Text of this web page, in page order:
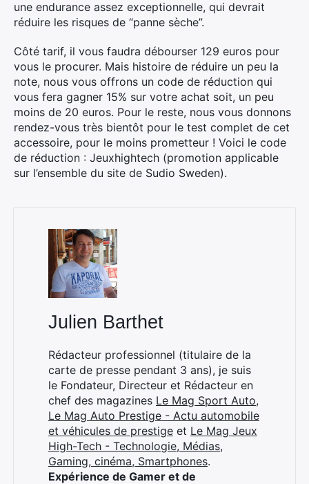
une endurance assez exceptionnelle, qui devrait
réduire les risques de “panne sèche”.
Côté tarif, il vous faudra débourser 129 euros pour
vous le procurer. Mais histoire de réduire un peu la
note, nous vous offrons un code de réduction qui
vous fera gagner 15% sur votre achat soit, un peu
moins de 20 euros. Pour le reste, nous vous donnons
rendez-vous très bientôt pour le test complet de cet
accessoire, pour le moins prometteur ! Voici le code
de réduction : Jeuxhightech (promotion applicable
sur l’ensemble du site de Sudio Sweden).
Julien Barthet
Rédacteur professionnel (titulaire de la
carte de presse pendant 3 ans), je suis
le Fondateur, Directeur et Rédacteur en
chef des magazines Le Mag Sport Auto,
Le Mag Auto Prestige - Actu automobile
et véhicules de prestige et Le Mag Jeux
High-Tech - Technologie, Médias,
Gaming, cinéma, Smartphones.
Expérience de Gamer et de
Rechercher